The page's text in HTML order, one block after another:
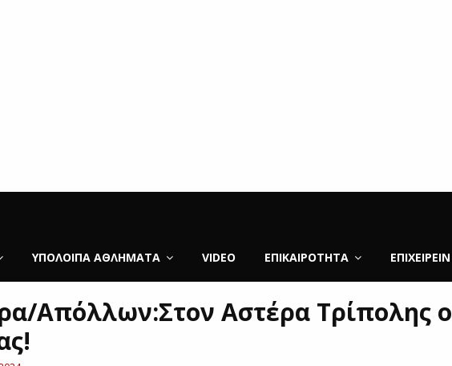
ΥΠΌΛΟΙΠΑ ΑΘΛΉΜΑΤΑ VIDEO ΕΠΙΚΑΙΡΌΤΗΤΑ ΕΠΙΧΕΙΡΕΙΝ
Απόλλων:Στον Αστέρα Τρίπολης ο